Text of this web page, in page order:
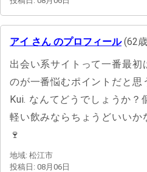
アイ さん のプロフィール(62
出会い系サイトって一番最初
のが一番悩むポイントだと思
Kui. なんてどうでしょうか？
軽い飲みならちょうどいいか
🍷
地域: 松江市
投稿日: 08月06日